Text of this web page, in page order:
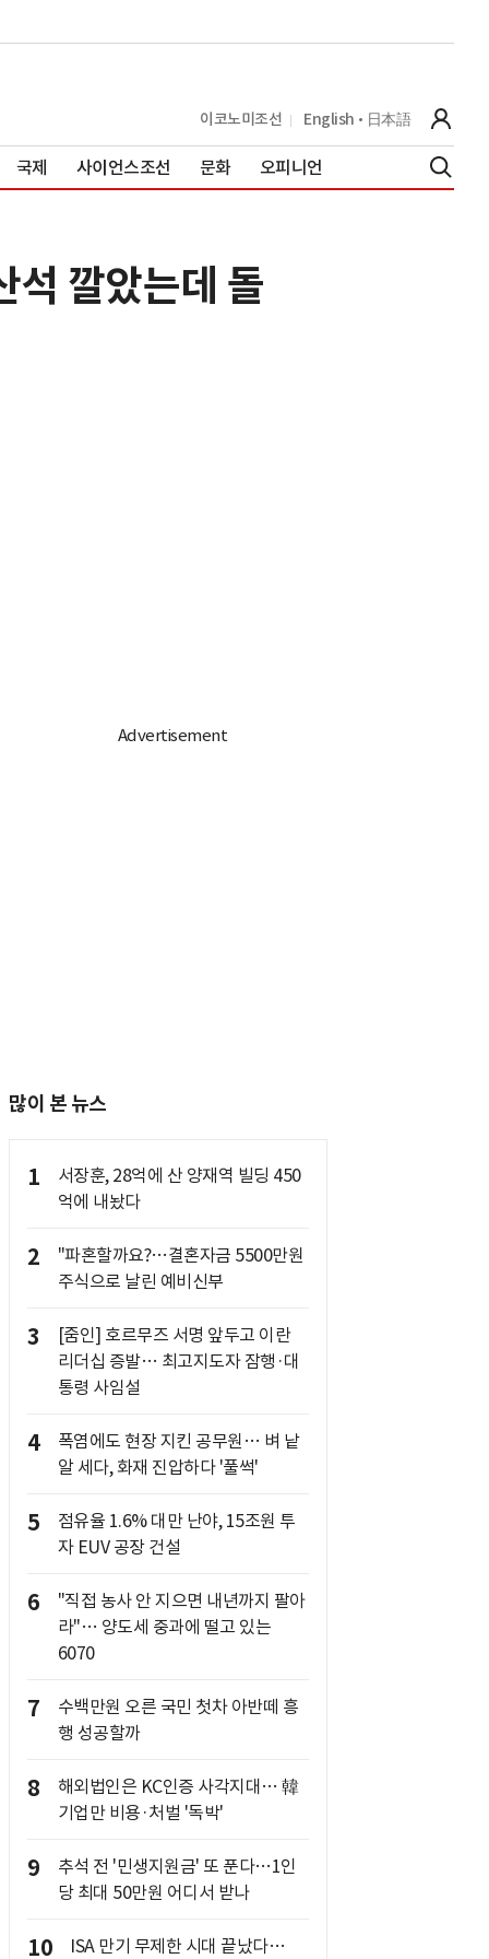
이코노미조선 English 日本語
국제 사이언스조선 문화 오피니언
깔았는데 돌
많이 본 뉴스
1
서장훈, 28억에 산 양재역 빌딩 450
억에 내놨다
2
"파혼할까요?…결혼자금 5500만원
주식으로 날린 예비신부
3
[줌인] 호르무즈 서명 앞두고 이란
리더십 증발… 최고지도자 잠행·대
통령 사임설
4
폭염에도 현장 지킨 공무원… 벼 낱
알 세다, 화재 진압하다 '풀썩'
5
점유율 1.6% 대만 난야, 15조원 투
자 EUV 공장 건설
6
"직접 농사 안 지으면 내년까지 팔아
라"… 양도세 중과에 떨고 있는
6070
7
수백만원 오른 국민 첫차 아반떼 흥
행 성공할까
8
해외법인은 KC인증 사각지대… 韓
기업만 비용·처벌 '독박'
9
추석 전 '민생지원금' 또 푼다…1인
당 최대 50만원 어디서 받나
10 ISA 만기 무제한 시대 끝났다…